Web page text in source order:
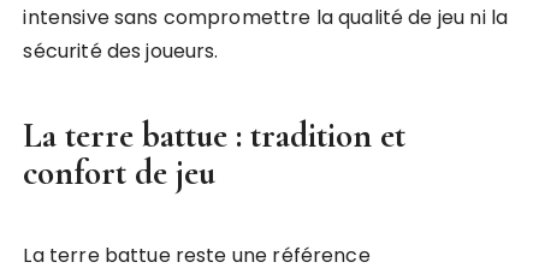
intensive sans compromettre la qualité de jeu ni la
sécurité des joueurs.
La terre battue : tradition et
confort de jeu
La terre battue reste une référence